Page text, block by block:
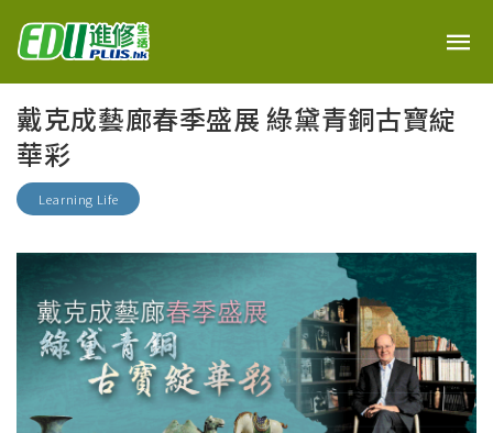
戴克成藝廊春季盛展 綠黛青銅古寶綻
華彩
Learning Life